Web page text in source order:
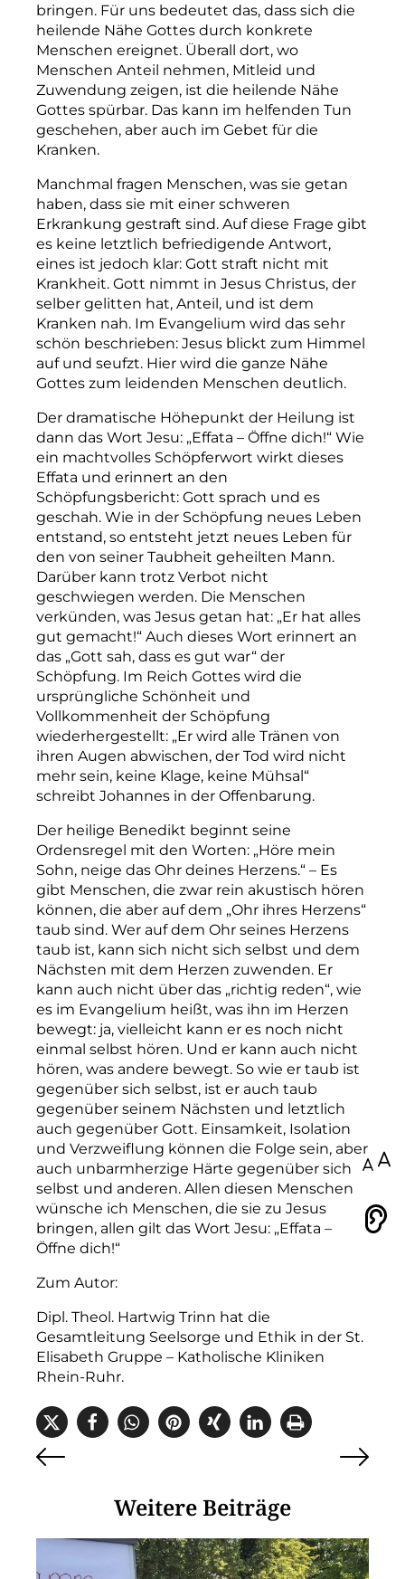
bringen. Für uns bedeutet das, dass sich die
heilende Nähe Gottes durch konkrete
Menschen ereignet. Überall dort, wo
Menschen Anteil nehmen, Mitleid und
Zuwendung zeigen, ist die heilende Nähe
Gottes spürbar. Das kann im helfenden Tun
geschehen, aber auch im Gebet für die
Kranken.
Manchmal fragen Menschen, was sie getan
haben, dass sie mit einer schweren
Erkrankung gestraft sind. Auf diese Frage gibt
es keine letztlich befriedigende Antwort,
eines ist jedoch klar: Gott straft nicht mit
Krankheit. Gott nimmt in Jesus Christus, der
selber gelitten hat, Anteil, und ist dem
Kranken nah. Im Evangelium wird das sehr
schön beschrieben: Jesus blickt zum Himmel
auf und seufzt. Hier wird die ganze Nähe
Gottes zum leidenden Menschen deutlich.
Der dramatische Höhepunkt der Heilung ist
dann das Wort Jesu: „Effata – Öffne dich!“ Wie
ein machtvolles Schöpferwort wirkt dieses
Effata und erinnert an den
Schöpfungsbericht: Gott sprach und es
geschah. Wie in der Schöpfung neues Leben
entstand, so entsteht jetzt neues Leben für
den von seiner Taubheit geheilten Mann.
Darüber kann trotz Verbot nicht
geschwiegen werden. Die Menschen
verkünden, was Jesus getan hat: „Er hat alles
gut gemacht!“ Auch dieses Wort erinnert an
das „Gott sah, dass es gut war“ der
Schöpfung. Im Reich Gottes wird die
ursprüngliche Schönheit und
Vollkommenheit der Schöpfung
wiederhergestellt: „Er wird alle Tränen von
ihren Augen abwischen, der Tod wird nicht
mehr sein, keine Klage, keine Mühsal“
schreibt Johannes in der Offenbarung.
Der heilige Benedikt beginnt seine
Ordensregel mit den Worten: „Höre mein
Sohn, neige das Ohr deines Herzens.“ – Es
gibt Menschen, die zwar rein akustisch hören
können, die aber auf dem „Ohr ihres Herzens“
taub sind. Wer auf dem Ohr seines Herzens
taub ist, kann sich nicht sich selbst und dem
Nächsten mit dem Herzen zuwenden. Er
kann auch nicht über das „richtig reden“, wie
es im Evangelium heißt, was ihn im Herzen
bewegt: ja, vielleicht kann er es noch nicht
einmal selbst hören. Und er kann auch nicht
hören, was andere bewegt. So wie er taub ist
gegenüber sich selbst, ist er auch taub
gegenüber seinem Nächsten und letztlich
auch gegenüber Gott. Einsamkeit, Isolation
und Verzweiflung können die Folge sein, aber
auch unbarmherzige Härte gegenüber sich
selbst und anderen. Allen diesen Menschen
wünsche ich Menschen, die sie zu Jesus
bringen, allen gilt das Wort ­Jesu: „Effata –
Öffne dich!“
Zum Autor:
Dipl. Theol. Hartwig Trinn hat die
Gesamtleitung Seelsorge und Ethik in der St.
Elisabeth Gruppe – Katholische Kliniken
Rhein-Ruhr.
Weitere Beiträge
100
Vorlesen